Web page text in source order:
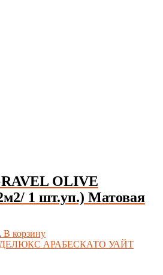
OLIVE
1 шт.уп.) Матовая
В корзину